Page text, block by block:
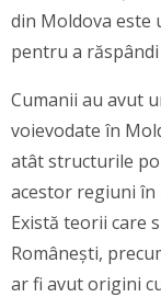
din Moldova
pentru a
Cumanii au avut
voievodate în
atât structurile
acestor regiuni în
Există teorii care
Românești,
ar fi avut origini